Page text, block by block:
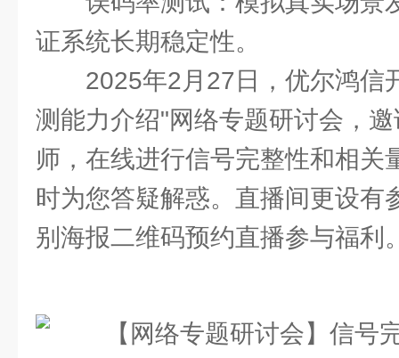
证系统长期稳定性。
2025年2月27日，优尔鸿信
测能力介绍"网络专题研讨会，
师，在线进行信号完整性和相关
时为您答疑解惑。直播间更设有
别海报二维码预约直播参与福利